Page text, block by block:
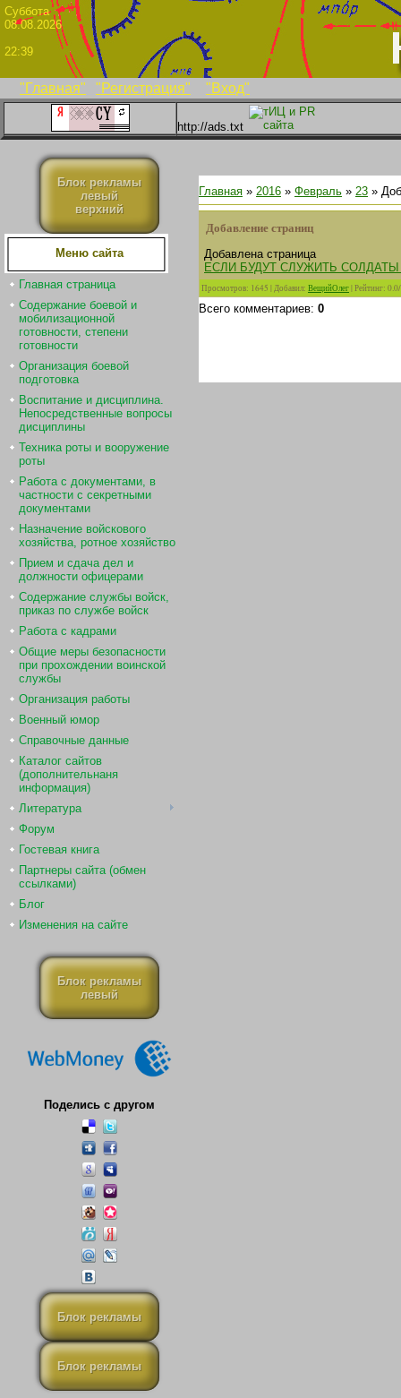
"Главная" "Регистрация" "Вход"
08.08.2026
22:39
http://ads.txt
Блок рекламы
левый
верхний
Меню сайта
Главная страница
Содержание боевой и
мобилизационной
готовности, степени
готовности
Организация боевой
подготовка
Воспитание и дисциплина.
Непосредственные вопросы
дисциплины
Техника роты и вооружение
роты
Работа с документами, в
частности с секретными
документами
Назначение войскового
хозяйства, ротное хозяйство
Прием и сдача дел и
должности офицерами
Содержание службы войск,
приказ по службе войск
Работа с кадрами
Общие меры безопасности
при прохождении воинской
службы
Организация работы
Военный юмор
Справочные данные
Каталог сайтов
(дополнительнаня
информация)
Литература
Форум
Гостевая книга
Партнеры сайта (обмен
ссылками)
Блог
Изменения на сайте
Блок рекламы
левый
Поделись с другом
Блок рекламы
Блок рекламы
Главная » 2016 » Февраль » 23 »
Добавление страниц
Добавлена страница
ЕСЛИ БУДУТ СЛУЖИТЬ
Просмотров: 1645 |Добавил: ВещийОлег|Рейтинг: 0.0/
Всего комментариев: 0